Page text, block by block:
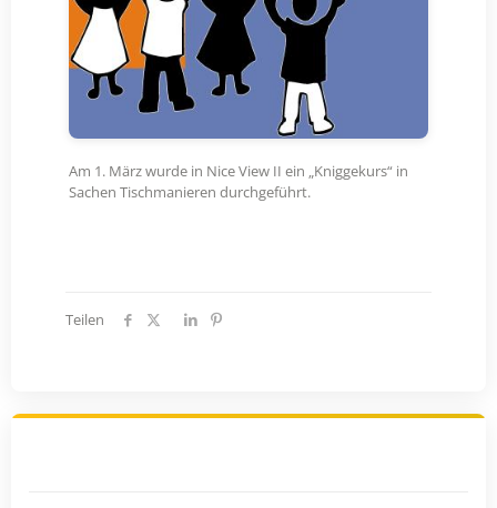
Am 1. März wurde in Nice View II ein „Kniggekurs“ in
Sachen Tischmanieren durchgeführt.
Teilen